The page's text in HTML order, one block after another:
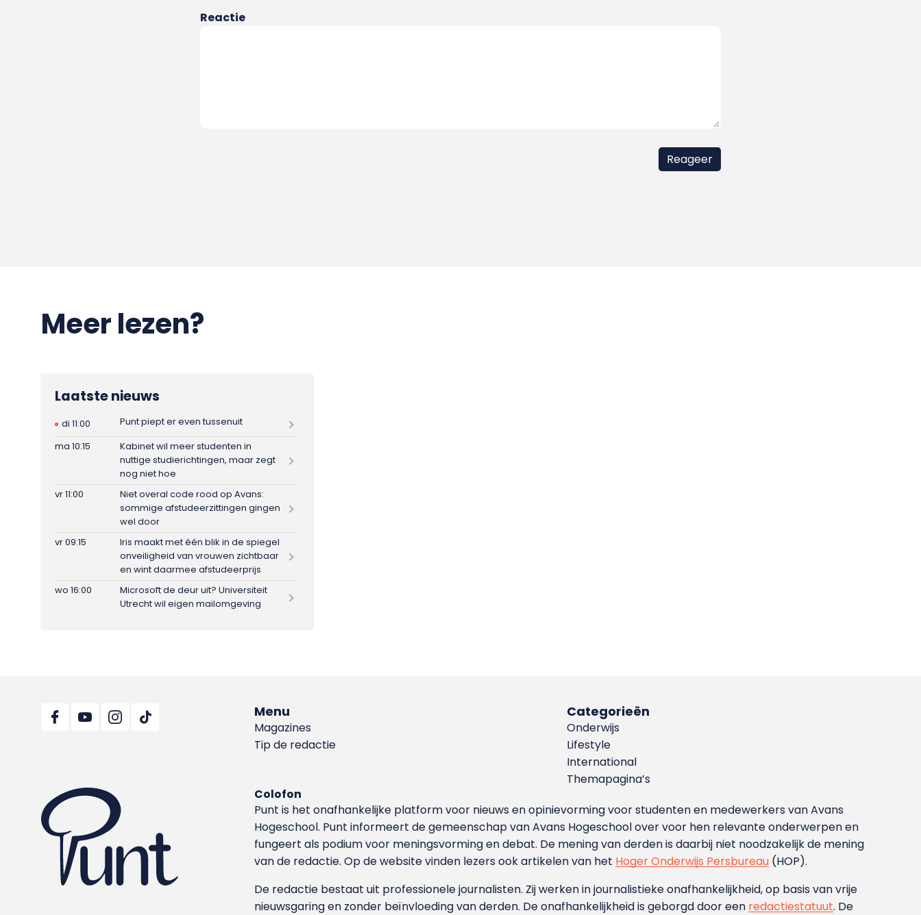
Reactie
Meer lezen?
Laatste nieuws
di 11:00
Punt piept er even tussenuit
ma 10:15
Kabinet wil meer studenten in
nuttige studierichtingen, maar zegt
nog niet hoe
vr 11:00
Niet overal code rood op Avans:
sommige afstudeerzittingen gingen
wel door
vr 09:15
Iris maakt met één blik in de spiegel
onveiligheid van vrouwen zichtbaar
en wint daarmee afstudeerprijs
wo 16:00
Microsoft de deur uit? Universiteit
Utrecht wil eigen mailomgeving
Menu
Magazines
Tip de redactie
Categorieën
Onderwijs
Lifestyle
International
Themapagina’s
Colofon
Punt is het onafhankelijke platform voor nieuws en opinievorming voor studenten en medewerkers van Avans
Hoge­school. Punt informeert de gemeenschap van Avans Hogeschool over voor hen relevante onderwerpen en
fungeert als podium voor meningsvorming en debat. De mening van derden is daarbij niet noodzakelijk de mening
van de redactie. Op de website vinden lezers ook artikelen van het Hoger Onderwijs Persbureau (HOP).
De redactie bestaat uit professionele journalisten. Zij werken in journalistieke onafhankelijkheid, op basis van vrije
nieuwsgaring en zonder beïnvloeding van derden. De onafhankelijkheid is geborgd door een redactiestatuut. De